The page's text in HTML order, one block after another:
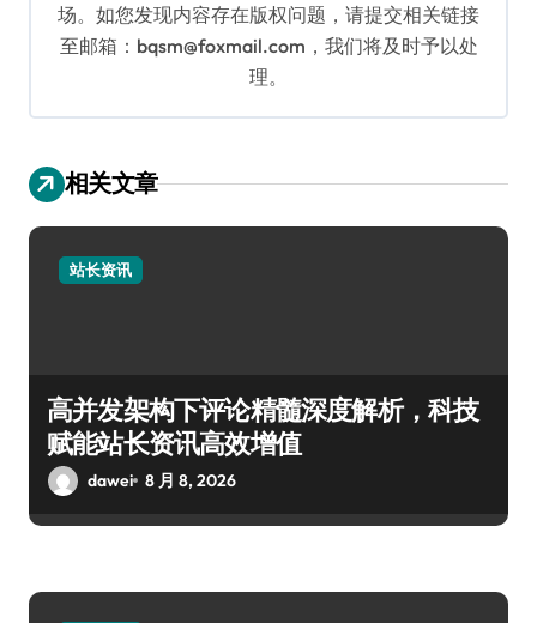
场。如您发现内容存在版权问题，请提交相关链接
至邮箱：bqsm@foxmail.com，我们将及时予以处
理。
相关文章
站长资讯
高并发架构下评论精髓深度解析，科技
赋能站长资讯高效增值
dawei 8 月 8, 2026